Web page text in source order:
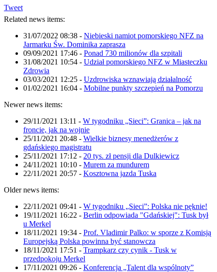
Tweet
Related news items:
31/07/2022 08:38 - Niebieski namiot pomorskiego NFZ na
Jarmarku Św. Dominika zaprasza
09/09/2021 17:46 - Ponad 730 milionów dla szpitali
31/08/2021 10:54 - Udział pomorskiego NFZ w Miasteczku
Zdrowia
03/03/2021 12:25 - Uzdrowiska wznawiają działalność
01/02/2021 16:04 - Mobilne punkty szczepień na Pomorzu
Newer news items:
29/11/2021 13:11 - W tygodniku „Sieci”: Granica – jak na
froncie, jak na wojnie
25/11/2021 20:48 - Wielkie biznesy menedżerów z
gdańskiego magistratu
25/11/2021 17:12 - 20 tys. zł pensji dla Dulkiewicz
24/11/2021 10:10 - Murem za mundurem
22/11/2021 20:57 - Kosztowna jazda Tuska
Older news items:
22/11/2021 09:41 - W tygodniku „Sieci”: Polska nie pęknie!
19/11/2021 16:22 - Berlin odpowiada "Gdańskiej": Tusk był
u Merkel
18/11/2021 19:34 - Prof. Vladimir Palko: w sporze z Komisją
Europejską Polska powinna być stanowcza
18/11/2021 17:51 - Trampkarz czy cynik - Tusk w
przedpokoju Merkel
17/11/2021 09:26 - Konferencja „Talent dla wspólnoty”